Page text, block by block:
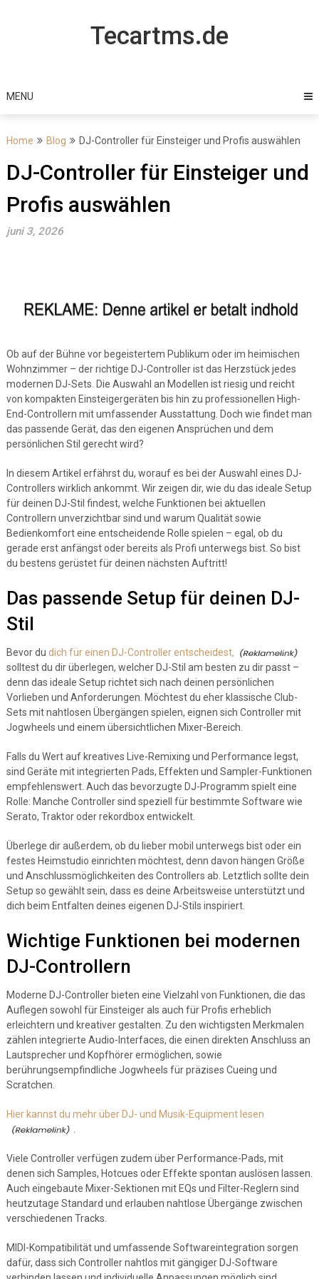
Tecartms.de
MENU
Home Blog DJ-Controller für Einsteiger und Profis auswählen
DJ-Controller für Einsteiger und
Profis auswählen
juni 3, 2026
Ob auf der Bühne vor begeistertem Publikum oder im heimischen
Wohnzimmer – der richtige DJ-Controller ist das Herzstück jedes
modernen DJ-Sets. Die Auswahl an Modellen ist riesig und reicht
von kompakten Einsteigergeräten bis hin zu professionellen High-
End-Controllern mit umfassender Ausstattung. Doch wie findet man
das passende Gerät, das den eigenen Ansprüchen und dem
persönlichen Stil gerecht wird?
In diesem Artikel erfährst du, worauf es bei der Auswahl eines DJ-
Controllers wirklich ankommt. Wir zeigen dir, wie du das ideale Setup
für deinen DJ-Stil findest, welche Funktionen bei aktuellen
Controllern unverzichtbar sind und warum Qualität sowie
Bedienkomfort eine entscheidende Rolle spielen – egal, ob du
gerade erst anfängst oder bereits als Profi unterwegs bist. So bist
du bestens gerüstet für deinen nächsten Auftritt!
Das passende Setup für deinen DJ-
Stil
Bevor du dich für einen DJ-Controller entscheidest,
solltest du dir überlegen, welcher DJ-Stil am besten zu dir passt –
denn das ideale Setup richtet sich nach deinen persönlichen
Vorlieben und Anforderungen. Möchtest du eher klassische Club-
Sets mit nahtlosen Übergängen spielen, eignen sich Controller mit
Jogwheels und einem übersichtlichen Mixer-Bereich.
Falls du Wert auf kreatives Live-Remixing und Performance legst,
sind Geräte mit integrierten Pads, Effekten und Sampler-Funktionen
empfehlenswert. Auch das bevorzugte DJ-Programm spielt eine
Rolle: Manche Controller sind speziell für bestimmte Software wie
Serato, Traktor oder rekordbox entwickelt.
Überlege dir außerdem, ob du lieber mobil unterwegs bist oder ein
festes Heimstudio einrichten möchtest, denn davon hängen Größe
und Anschlussmöglichkeiten des Controllers ab. Letztlich sollte dein
Setup so gewählt sein, dass es deine Arbeitsweise unterstützt und
dich beim Entfalten deines eigenen DJ-Stils inspiriert.
Wichtige Funktionen bei modernen
DJ-Controllern
Moderne DJ-Controller bieten eine Vielzahl von Funktionen, die das
Auflegen sowohl für Einsteiger als auch für Profis erheblich
erleichtern und kreativer gestalten. Zu den wichtigsten Merkmalen
zählen integrierte Audio-Interfaces, die einen direkten Anschluss an
Lautsprecher und Kopfhörer ermöglichen, sowie
berührungsempfindliche Jogwheels für präzises Cueing und
Scratchen.
Hier kannst du mehr über DJ- und Musik-Equipment lesen
Viele Controller verfügen zudem über Performance-Pads, mit
denen sich Samples, Hotcues oder Effekte spontan auslösen lassen.
Auch eingebaute Mixer-Sektionen mit EQs und Filter-Reglern sind
heutzutage Standard und erlauben nahtlose Übergänge zwischen
verschiedenen Tracks.
MIDI-Kompatibilität und umfassende Softwareintegration sorgen
dafür, dass sich Controller nahtlos mit gängiger DJ-Software